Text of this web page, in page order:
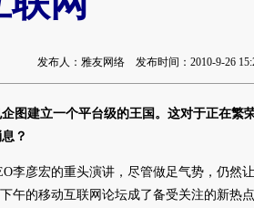
发布人：雅友网络 发布时间：2010-9-26
图建立一个平台级的王国。这对于正在繁
？
李彦宏的重头演讲，尽管做足气势，仍然
午的移动互联网论坛成了备受关注的新热点